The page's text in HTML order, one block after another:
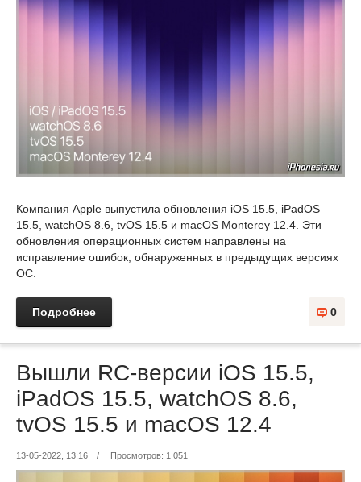
Компания Apple выпустила обновления iOS 15.5, iPadOS
15.5, watchOS 8.6, tvOS 15.5 и macOS Monterey 12.4. Эти
обновления операционных систем направлены на
исправление ошибок, обнаруженных в предыдущих версиях
ОС.
Подробнее 0
Вышли RC-версии iOS 15.5,
iPadOS 15.5, watchOS 8.6,
tvOS 15.5 и macOS 12.4
13-05-2022, 13:16 / Просмотров: 1 051